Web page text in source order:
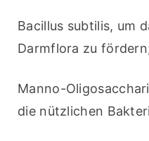
Bacillus subtilis, um
Darmflora zu
Manno-
die nützlichen